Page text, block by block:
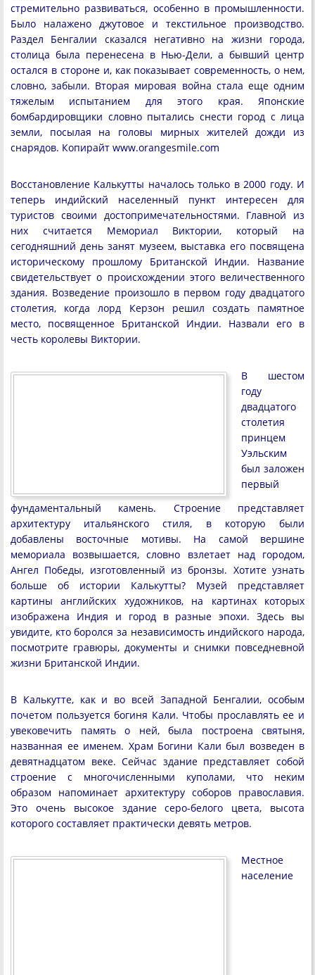
стремительно развиваться, особенно в промышленности.
Было налажено джутовое и текстильное производство.
Раздел Бенгалии сказался негативно на жизни города,
столица была перенесена в Нью-Дели, а бывший центр
остался в стороне и, как показывает современность, о нем,
словно, забыли. Вторая мировая война стала еще одним
тяжелым испытанием для этого края. Японские
бомбардировщики словно пытались снести город с лица
земли, посылая на головы мирных жителей дожди из
снарядов. Копирайт www.orangesmile.com
Восстановление Калькутты началось только в 2000 году. И
теперь индийский населенный пункт интересен для
туристов своими достопримечательностями. Главной из
них считается Мемориал Виктории, который на
сегодняшний день занят музеем, выставка его посвящена
историческому прошлому Британской Индии. Название
свидетельствует о происхождении этого величественного
здания. Возведение произошло в первом году двадцатого
столетия, когда лорд Керзон решил создать памятное
место, посвященное Британской Индии. Назвали его в
честь королевы Виктории.
В шестом
году
двадцатого
столетия
принцем
Уэльским
был заложен
первый
фундаментальный камень. Строение представляет
архитектуру итальянского стиля, в которую были
добавлены восточные мотивы. На самой вершине
мемориала возвышается, словно взлетает над городом,
Ангел Победы, изготовленный из бронзы. Хотите узнать
больше об истории Калькутты? Музей представляет
картины английских художников, на картинах которых
изображена Индия и город в разные эпохи. Здесь вы
увидите, кто боролся за независимость индийского народа,
посмотрите гравюры, документы и снимки повседневной
жизни Британской Индии.
В Калькутте, как и во всей Западной Бенгалии, особым
почетом пользуется богиня Кали. Чтобы прославлять ее и
увековечить память о ней, была построена святыня,
названная ее именем. Храм Богини Кали был возведен в
девятнадцатом веке. Сейчас здание представляет собой
строение с многочисленными куполами, что неким
образом напоминает архитектуру соборов православия.
Это очень высокое здание серо-белого цвета, высота
которого составляет практически девять метров.
Местное
население